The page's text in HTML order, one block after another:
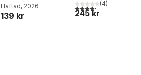
Häftad, 2026
139 kr
4,3utav 5 stjärnor.
(4)
245 kr